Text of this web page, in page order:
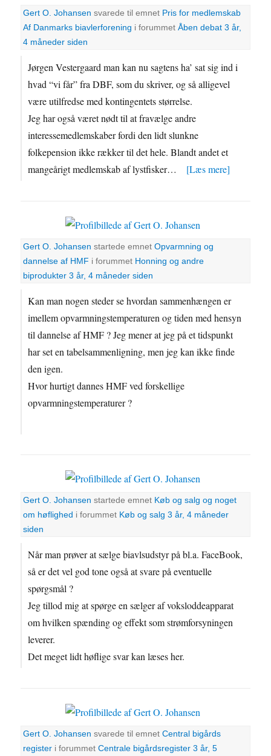
Gert O. Johansen svarede til emnet Pris for medlemskab
Af Danmarks biavlerforening i forummetÅben debat 3 år,
4 måneder siden
Jørgen Vestergaard man kan nu sagtens ha’ sat sig ind i
hvad “vi får” fra DBF, som du skriver, og så alligevel
være utilfredse med kontingentets størrelse.
Jeg har også været nødt til at fravælge andre
interessemedlemskaber fordi den lidt slunkne
folkepension ikke rækker til det hele. Blandt andet et
mangeårigt medlemskab af lystfisker…
[Læs mere]
Gert O. Johansen startede emnetOpvarmning og
dannelse af HMF i forummet Honning og andre
biprodukter 3 år, 4 måneder siden
Kan man nogen steder se hvordan sammenhængen er
imellem opvarmningstemperaturen og tiden med hensyn
til dannelse af HMF ? Jeg mener at jeg på et tidspunkt
har set en tabelsammenligning, men jeg kan ikke finde
den igen.
Hvor hurtigt dannes HMF ved forskellige
opvarmningstemperaturer ?
Gert O. Johansen startede emnet Køb og salg og noget
om høflighed i forummet Køb og salg 3 år, 4 måneder
siden
Når man prøver at sælge biavlsudstyr på bl.a. FaceBook,
så er det vel god tone også at svare på eventuelle
spørgsmål ?
Jeg tillod mig at spørge en sælger af voksloddeapparat
om hvilken spænding og effekt som strømforsyningen
leverer.
Det meget lidt høflige svar kan læses her.
Gert O. Johansen svarede til emnetCentral bigårds
register i forummetCentrale bigårdsregister 3 år, 5